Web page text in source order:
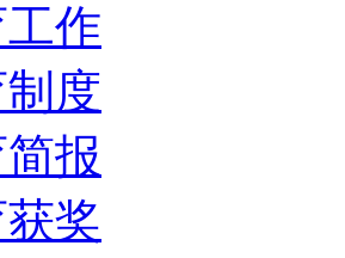
作
度
报
奖